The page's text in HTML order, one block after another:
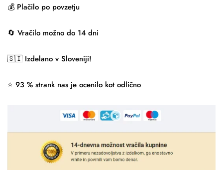
💰 Plačilo po povzetju
🔄 Vračilo možno do 14 dni
🇸🇮 Izdelano v Sloveniji!
⭐ 93 % strank nas je ocenilo kot odlično